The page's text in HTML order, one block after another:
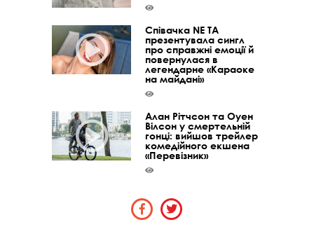
Співачка NE TA
презентувала сингл
про справжні емоції й
повернулася в
легендарне «Караоке
на майдані»
Алан Рітчсон та Оуен
Вілсон у смертельній
гонці: вийшов трейлер
комедійного екшена
«Перевізник»